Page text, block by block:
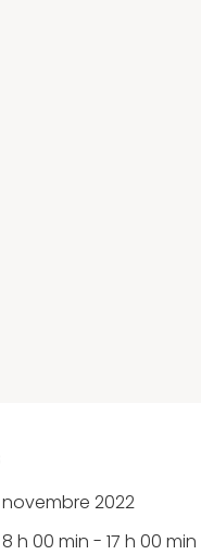
novembre 2022
8 h 00 min - 17 h 00 min